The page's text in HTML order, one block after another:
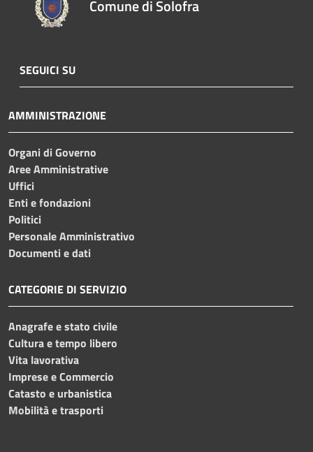
Comune di Solofra
SEGUICI SU
AMMINISTRAZIONE
Organi di Governo
Aree Amministrative
Uffici
Enti e fondazioni
Politici
Personale Amministrativo
Documenti e dati
CATEGORIE DI SERVIZIO
Anagrafe e stato civile
Cultura e tempo libero
Vita lavorativa
Imprese e Commercio
Catasto e urbanistica
Mobilità e trasporti